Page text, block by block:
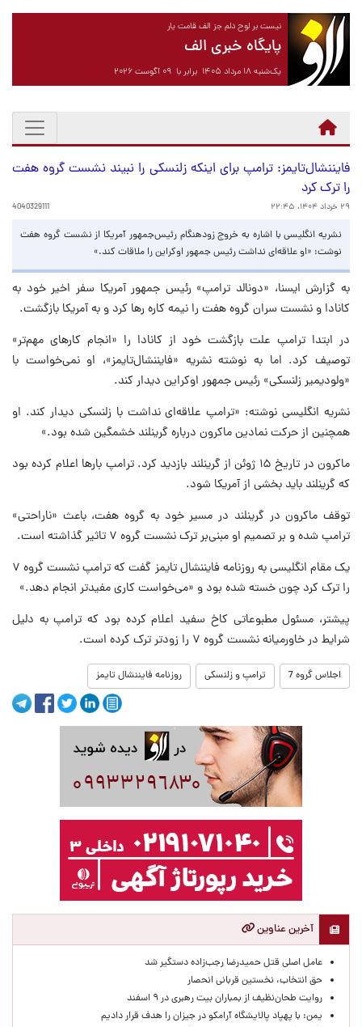
نیست بر لوح دلم جز الف قامت یار
پایگاه خبری الف
یک‌شنبه ۱۸ مرداد ۱۴۰۵ برابر با ۰۹ آگوست ۲۰۲۶
فایننشال‌تایمز: ترامپ برای اینکه زلنسکی را نبیند نشست گروه هفت
را ترک کرد
۲۹ خرداد ۱۴۰۴، ۲۲:۴۵ 4040329111
نشریه انگلیسی با اشاره به خروج زودهنگام رئیس‌جمهور آمریکا از نشست گروه هفت
نوشت: «او علاقه‌ای نداشت رئیس جمهور اوکراین را ملاقات کند.»
به گزارش ایسنا، «دونالد ترامپ» رئیس جمهور آمریکا سفر اخیر خود به
کانادا و نشست سران گروه هفت را نیمه کاره رها کرد و به آمریکا بازگشت.
در ابتدا ترامپ علت بازگشت خود از کانادا را «انجام کارهای مهم‌تر»
توصیف کرد. اما به نوشته نشریه «فایننشال‌تایمز»، او نمی‌خواست با
«ولودیمیر زلنسکی» رئیس جمهور اوکراین دیدار کند.
نشریه انگلیسی نوشته: «ترامپ علاقه‌ای نداشت با زلنسکی دیدار کند. او
همچنین از حرکت نمادین ماکرون درباره گرینلند خشمگین شده بود.»
ماکرون در تاریخ ۱۵ ژوئن از گرینلند بازدید کرد. ترامپ بارها اعلام کرده بود
که گرینلند باید بخشی از آمریکا شود.
توقف ماکرون در گرینلند در مسیر خود به گروه هفت، باعث «ناراحتی»
ترامپ شده و بر تصمیم او مبنی‌بر ترک نشست گروه ۷ تاثیر گذاشته است.
یک مقام انگلیسی به روزنامه فایننشال تایمز گفت که ترامپ نشست گروه ۷
را ترک کرد چون خسته شده بود و «می‌خواست کاری مفیدتر انجام دهد.»
پیشتر، مسئول مطبوعاتی کاخ سفید اعلام کرده بود که ترامپ به دلیل
شرایط در خاورمیانه نشست گروه ۷ را زودتر ترک کرده است.
اجلاس گروه 7 ترامپ و زلنسکی روزنامه فایننشال تایمز
آخرین عناوین
عامل اصلی قتل حمیدرضا رجب‌زاده دستگیر شد
حق انتخاب، نخستین قربانی انحصار
روایت طحان‌نظیف از بمباران بیت رهبری در ۹ اسفند
یمن: با پهپاد پالایشگاه آرامکو در جیزان را هدف قرار دادیم